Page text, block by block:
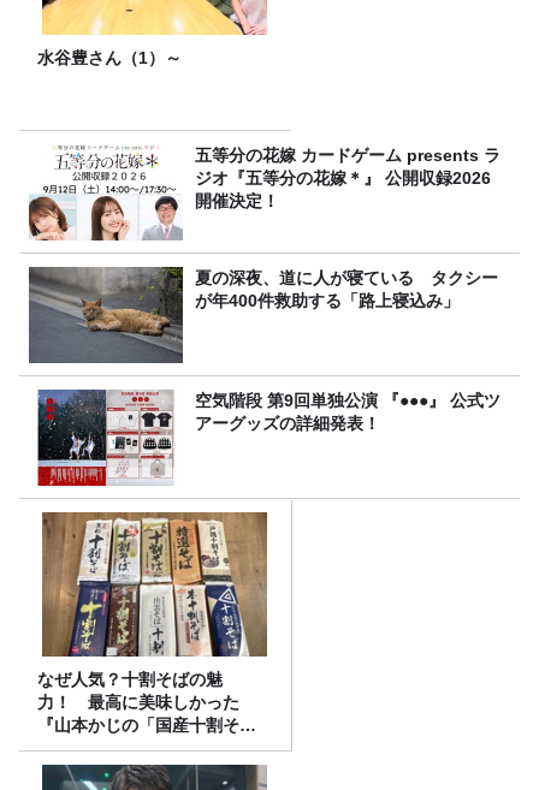
水谷豊さん（1）～
五等分の花嫁 カードゲーム presents ラ
ジオ『五等分の花嫁＊』 公開収録2026
開催決定！
夏の深夜、道に人が寝ている タクシー
が年400件救助する「路上寝込み」
空気階段 第9回単独公演 『●●●』 公式ツ
アーグッズの詳細発表！
なぜ人気？十割そばの魅
力！ 最高に美味しかった
『山本かじの「国産十割そ
ば」』とは？【十割そば10種
食べ比べ】